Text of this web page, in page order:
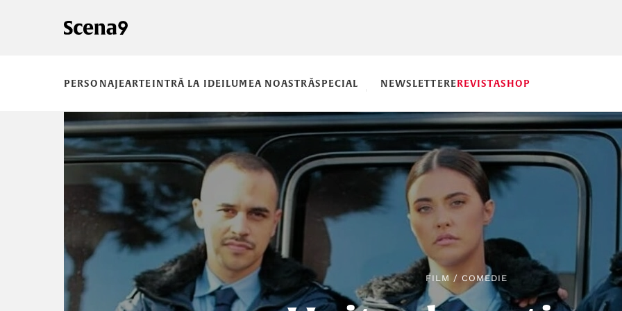
PERSONAJEARTEINTRĂ LA IDEILUMEA NOASTRĂSPECIAL NEWSLETTEREREVISTASHOP
FILM / COMEDIE